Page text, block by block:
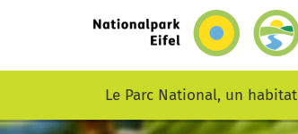
Le Parc National, un habitat